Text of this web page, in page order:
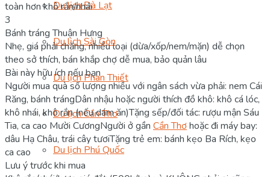
Du lịch Đà Lạt
Du lịch Sài Gòn
Du lịch Phan Thiết
Du lịch Cần Thơ
Du lịch Phú Quốc
toàn hơn khô rắn/nhái
3
Bánh tráng Thuận Hưng
Nhẹ, giá phải chăng, nhiều loại (dừa/xốp/nem/mặn) dễ chọn
theo sở thích, bán khắp chợ dễ mua, bảo quản lâu
Bài này hữu ích nếu bạn
Người mua quà số lượng nhiều với ngân sách vừa phải: nem Cái
Răng, bánh trángDân nhậu hoặc người thích đồ khô: khô cá lóc,
khô nhái, khô rắn (nếu dám ăn)Tặng sếp/đối tác: rượu mận Sáu
Tia, ca cao Mười CươngNgười ở gần Cần Thơhoặc đi máy bay:
dâu Hạ Châu, trái cây tươiTặng trẻ em: bánh kẹo Ba Rích, kẹo
ca cao
Lưu ý trước khi mua